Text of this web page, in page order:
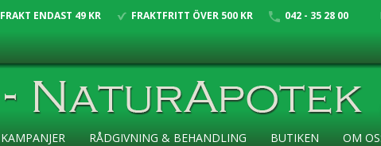
FRAKT ENDAST 49 KR FRAKTFRITT ÖVER 500 KR 042 - 35 28 00
KAMPANJER RÅDGIVNING & BEHANDLING BUTIKEN OM